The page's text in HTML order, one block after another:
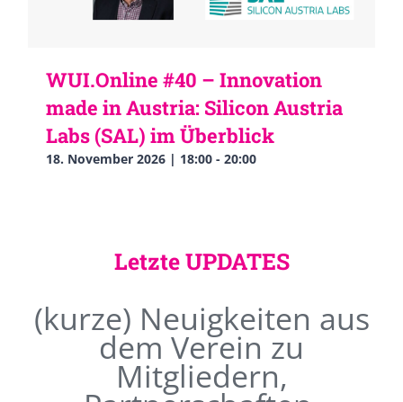
WUI.Online #40 – Innovation
made in Austria: Silicon Austria
Labs (SAL) im Überblick
18. November 2026 | 18:00 - 20:00
Letzte UPDATES
(kurze) Neuigkeiten aus
dem Verein zu
Mitgliedern,